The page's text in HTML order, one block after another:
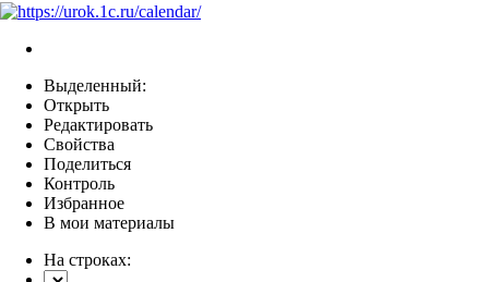
Выделенный:
Открыть
Редактировать
Свойства
Поделиться
Контроль
Избранное
В мои материалы
На строках: